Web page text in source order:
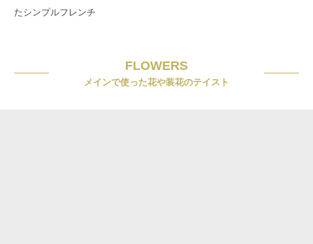
たシンプルフレンチ
FLOWERS
メインで使った花や装花のテイスト